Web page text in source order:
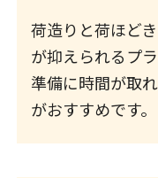
荷造りと荷ほど
が抑えられるプ
準備に時間が取
がおすすめです。